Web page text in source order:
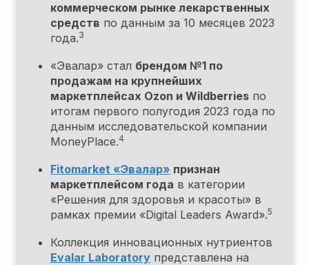
коммерческом рынке лекарственных
средств по данным за 10 месяцев 2023
года.3
«Эвалар» стал брендом №1 по
продажам на крупнейших
маркетплейсах Ozon и Wildberries по
итогам первого полугодия 2023 года по
данным исследовательской компании
MoneyPlace.4
Fitomarket «Эвалар» признан
маркетплейсом года в категории
«Решения для здоровья и красоты» в
рамках премии «Digital Leaders Award».5
Коллекция инновационных нутриентов
Evalar Laboratory представлена на